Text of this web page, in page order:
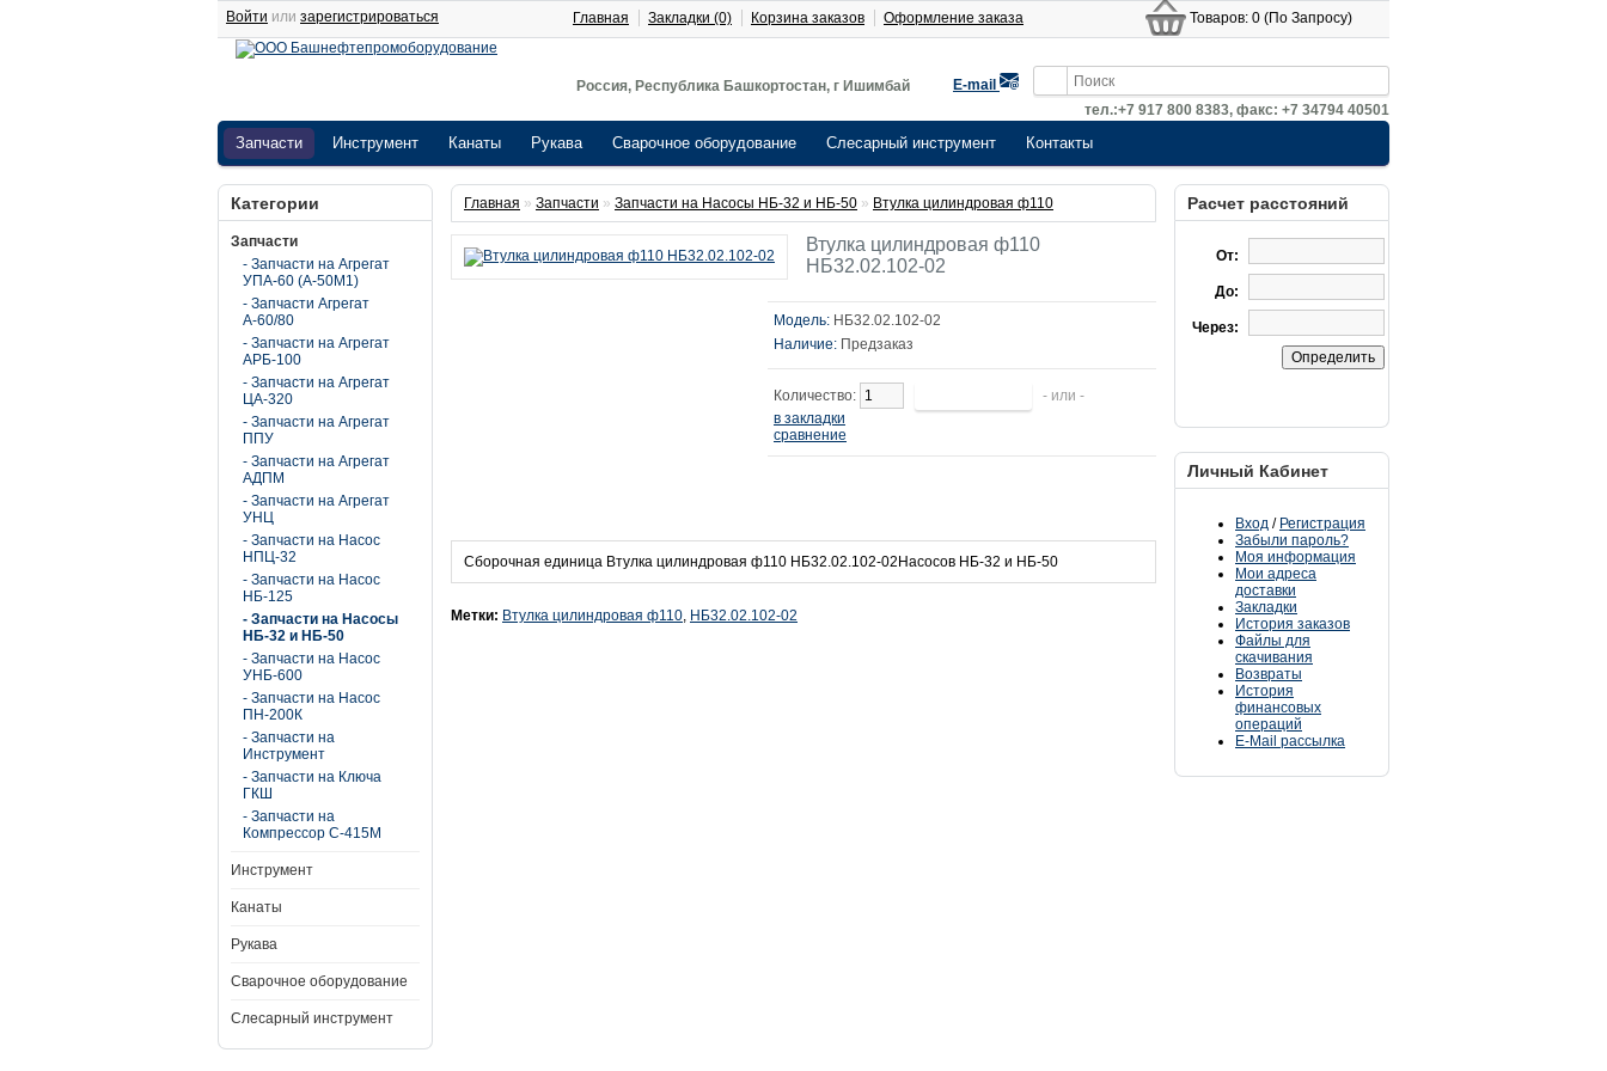
Товаров: 0 (По Запросу)
Россия, Республика Башкортостан, г Ишимбай
E-mail
тел.:+7 917 800 8383, факс: +7 34794 40501
Войти или зарегистрироваться Главная Закладки (0) Корзина заказов Оформление заказа
Запчасти Инструмент Канаты Рукава Сварочное оборудование Слесарный инструмент Контакты
Категории
Запчасти
- Запчасти на Агрегат
УПА-60 (А-50М1)
- Запчасти Агрегат
А-60/80
- Запчасти на Агрегат
АРБ-100
- Запчасти на Агрегат
ЦА-320
- Запчасти на Агрегат
ППУ
- Запчасти на Агрегат
АДПМ
- Запчасти на Агрегат
УНЦ
- Запчасти на Насос
НПЦ-32
- Запчасти на Насос
НБ-125
- Запчасти на Насосы
НБ-32 и НБ-50
- Запчасти на Насос
УНБ-600
- Запчасти на Насос
ПН-200К
- Запчасти на
Инструмент
- Запчасти на Ключа
ГКШ
- Запчасти на
Компрессор С-415М
Инструмент
Канаты
Рукава
Сварочное оборудование
Слесарный инструмент
Расчет расстояний
От:
До:
Через:
Личный Кабинет
Вход / Регистрация
Забыли пароль?
Моя информация
Мои адреса
доставки
Закладки
История заказов
Файлы для
скачивания
Возвраты
История
финансовых
операций
E-Mail рассылка
Главная » Запчасти » Запчасти на Насосы НБ-32 и НБ-50 » Втулка цилиндровая ф110
Втулка цилиндровая ф110
НБ32.02.102-02
Модель: НБ32.02.102-02
Наличие: Предзаказ
Количество:
- или -
в закладки
сравнение
Сборочная единица Втулка цилиндровая ф110 НБ32.02.102-02Насосов НБ-32 и НБ-50
Метки: Втулка цилиндровая ф110, НБ32.02.102-02